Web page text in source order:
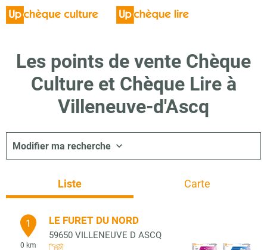
Les points de vente Chèque
Culture et Chèque Lire à
Villeneuve-d'Ascq
Modifier ma recherche
Liste Carte
1
0 km
LE FURET DU NORD
59650 VILLENEUVE D ASCQ